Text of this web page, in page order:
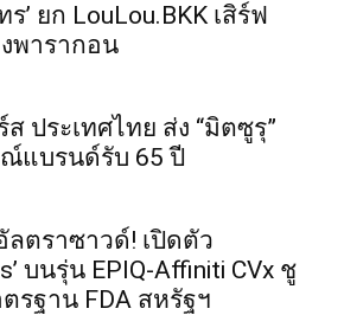
ร’ ยก LouLou.BKK เสิร์ฟ
พารากอน
ประเทศไทย ส่ง “มิตซูรุ”
แบรนด์รับ 65 ปี
ตราซาวด์! เปิดตัว
บนรุ่น EPIQ-Affiniti CVx ชู
รฐาน FDA สหรัฐฯ